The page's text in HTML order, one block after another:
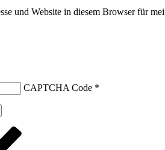
und Website in diesem Browser für
CAPTCHA Code *